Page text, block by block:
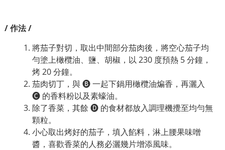
/ 作法 /
將茄子對切，取出中間部分茄肉後，將空心茄子均
勻塗上橄欖油、鹽、胡椒，以 230 度預熱 5 分鐘，
烤 20 分鐘。
茄肉切丁，與 🅑 一起下鍋用橄欖油煸香，再灑入
🅒 的香料粉以及素蠔油。
除了香菜，其餘 🅓 的食材都放入調理機攪至均勻無
顆粒。
小心取出烤好的茄子，填入餡料，淋上腰果味噌
醬，喜歡香菜的人務必灑幾片增添風味。